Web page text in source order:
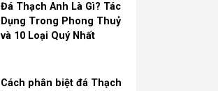
Đá Thạch Anh Là Gì? Tác
Dụng Trong Phong Thuỷ
và 10 Loại Quý Nhất
Cách phân biệt đá Thạch